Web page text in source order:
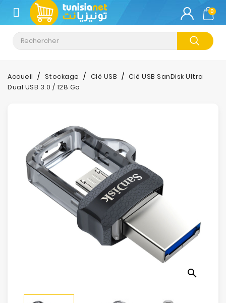
CATÉGORIE
Climatisation
Informatique
Impression
Stockage
0
Accueil Stockage Clé USB
Clé USB SanDisk Ultra
Dual USB 3.0 / 128 Go
search